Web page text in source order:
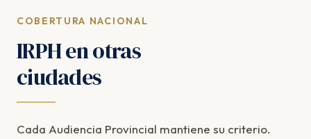
COBERTURA NACIONAL
IRPH en otras
ciudades
Cada Audiencia Provincial mantiene su criterio.